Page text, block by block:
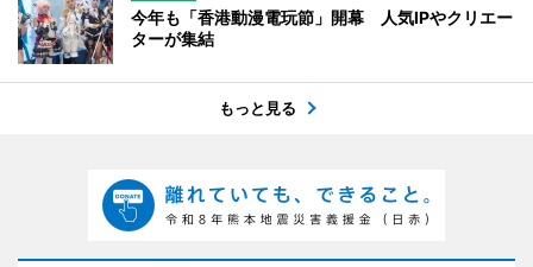
今年も「香港動漫電玩節」開幕 人気IPやクリエー
ターが集結
もっと見る